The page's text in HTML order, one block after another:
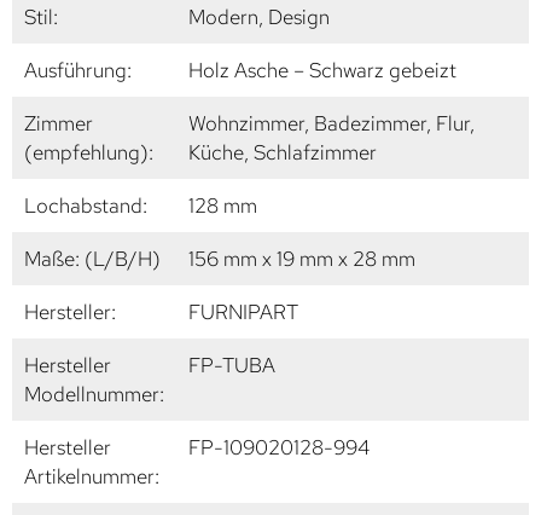
Stil:
Modern, Design
Ausführung:
Holz Asche – Schwarz gebeizt
Zimmer
(empfehlung):
Wohnzimmer, Badezimmer, Flur,
Küche, Schlafzimmer
Lochabstand:
128 mm
Maße: (L/B/H)
156 mm x 19 mm x 28 mm
Hersteller:
FURNIPART
Hersteller
Modellnummer:
FP-TUBA
Hersteller
Artikelnummer:
FP-109020128-994